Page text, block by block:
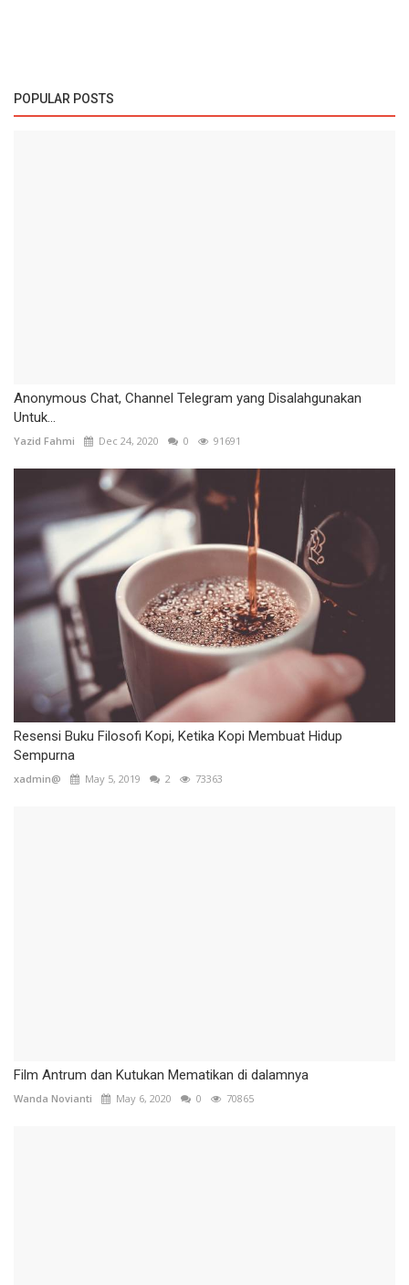
POPULAR POSTS
Anonymous Chat, Channel Telegram yang Disalahgunakan
Untuk...
Yazid Fahmi Dec 24, 2020 0 91691
Resensi Buku Filosofi Kopi, Ketika Kopi Membuat Hidup
Sempurna
xadmin@ May 5, 2019 2 73363
Film Antrum dan Kutukan Mematikan di dalamnya
Wanda Novianti May 6, 2020 0 70865